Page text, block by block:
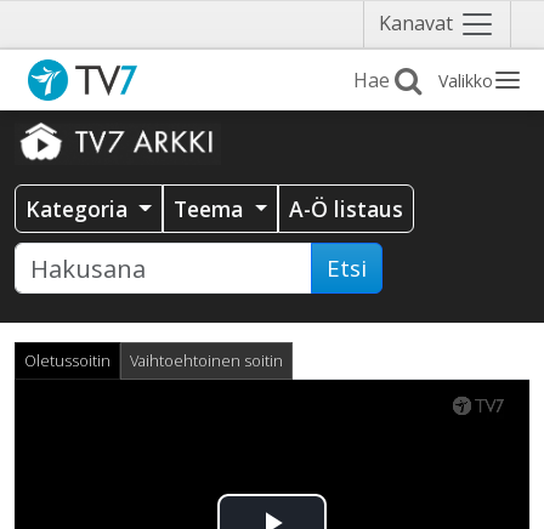
Kanavat Näytä
valikko
Valikko
Kategoria Teema A-Ö listaus
Etsi
Oletussoitin Vaihtoehtoinen soitin